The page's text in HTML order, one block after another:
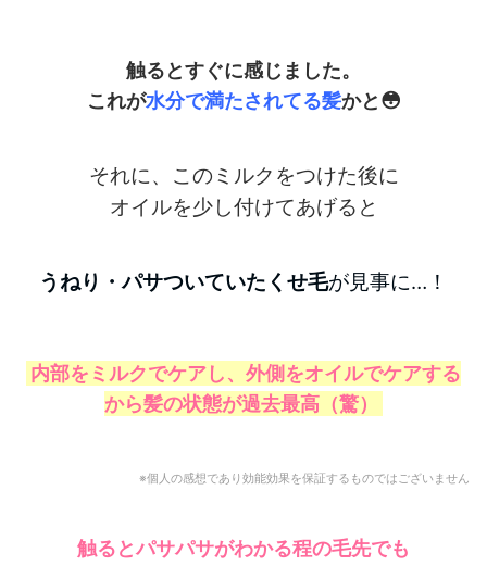
触るとすぐに感じました。
これが水分で満たされてる髪かと😳
それに、このミルクをつけた後に
オイルを少し付けてあげると
うねり・パサついていた くせ毛が見事に…！
内部をミルクでケアし、外側をオイルでケアする
から髪の状態が過去最高（驚）
※個人の感想であり効能効果を保証するものではございません
触るとパサパサがわかる程の毛先でも